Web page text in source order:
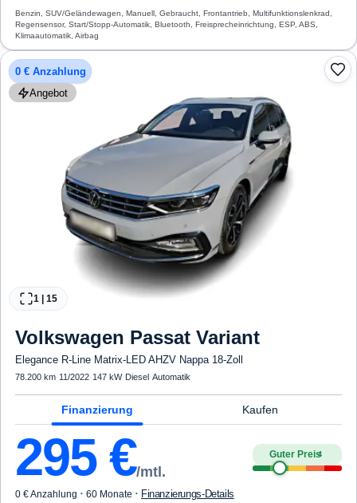
Benzin, SUV/Geländewagen, Manuell, Gebraucht, Frontantrieb, Multifunktionslenkrad,
Regensensor, Start/Stopp-Automatik, Bluetooth, Freisprecheinrichtung, ESP, ABS,
Klimaautomatik, Airbag
0 € Anzahlung
Angebot
1 | 15
Volkswagen Passat Variant
Elegance R-Line Matrix-LED AHZV Nappa 18-Zoll
78.200 km· 11/2022· 147 kW· Diesel·Automatik
Finanzierung Kaufen
295€/mtl.
Guter Preis4
0 € Anzahlung · 60 Monate · Finanzierungs-Details